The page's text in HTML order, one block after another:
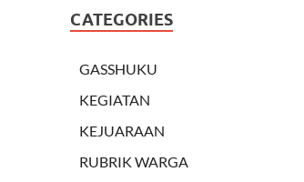
CATEGORIES
GASSHUKU
KEGIATAN
KEJUARAAN
RUBRIK WARGA